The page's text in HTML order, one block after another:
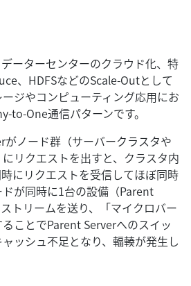
ーターセンターのクラウド化、特
、HDFSなどのScale-Outとして
ジやコンピューティング応用にお
to-One通信パターンです。
ノード群（サーバークラスタや
リクエストを出すと、クラスタ内
にリクエストを受信してほぼ同時
が同時に1台の設備（Parent
トリームを送り、「マイクロバー
ことでParent Serverへのスイッ
ッシュ不足となり、輻輳が発生し